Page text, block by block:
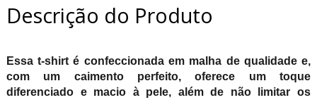
Descrição do Produto
Essa t-shirt é confeccionada em malha de qualidade e,
com um caimento perfeito, oferece um toque
diferenciado e macio à pele, além de não limitar os